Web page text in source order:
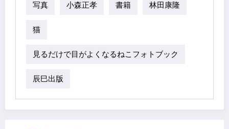
写真 小森正孝 書籍 林田康隆
猫
見るだけで目がよくなるねこフォトブック
辰巳出版